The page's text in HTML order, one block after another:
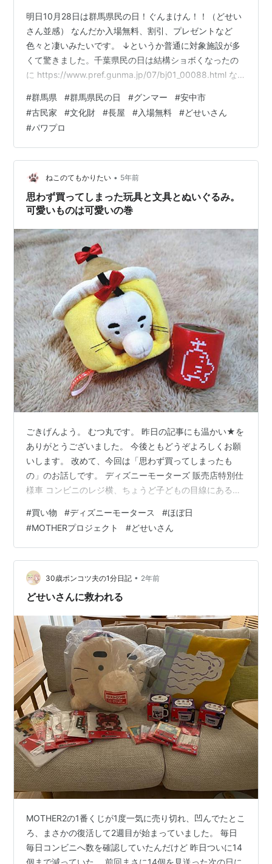
明日10月28日は群馬県民の日！ぐんまけん！！（どせい
さん並感） なんだか入場無料、割引、プレゼントなど
色々と凄いみたいです。 ↓というか普通に対象施設が多
くて驚きました。千葉県民の日は結構ショボくなったの
に https://www.pref.gunma.jp/07/bj01_00088.html な
る… 旧安中藩郡奉行役宅＆武家長屋の思い出について書
きますかね。 安中駅から徒歩で30分ほど歩くと見えてき
ます！徒歩で行く人は少なそうですが 旧安中藩郡奉行役
宅（旧猪狩家） 大名小路（旧安中藩郡奉行役宅）｜観光
スポット｜安中市 郡奉行を務めた人物が…
#群馬県 #群馬県民の日 #グンマー #安中市
#古民家 #文化財 #長屋 #入場無料 #どせいさん
#パワプロ
ねこのてもかりたい • 5年前
思わず買ってしまった玩具と文具とぬいぐるみ。
可愛いものは可愛いの巻
ごきげんよう。 むつ丸です。 昨日の記事にも温かい★を
ありがとうございました。 今後ともどうぞよろしくお願
いします。 改めて、今回は「思わず買ってしまったも
の」のお話しです。 ディズニーモーターズ 販売店特別仕
様車 コンビニのレジ横、ちょうど子どもの目線にある棚
ママいるかと思いますが、最近は大人でも目を引くグッ
ズが置いてあったりしますよね。 先日、まさにその策略
に大人がはまった例です。 それがこれ。 思わず立ち止ま
ってしまい、その私の目線を追ってお嬢が気付き…… ミ
ニーちゃんだ！かわいいー！ と、手に取り、しっかりと
胸に抱いてそのままお店の奥へ…
#買い物 #ディズニーモータース #ほぼ日
#MOTHERプロジェクト #どせいさん
30歳ポンコツ夫の1分日記 • 2年前
どせいさんに救われる
MOTHER2の1番くじが1度一気に売り切れ、凹んでたとこ
ろ、まさかの復活して2週目が始まっていました。 毎日
毎日コンビニへ数を確認していたんだけど 昨日ついに14